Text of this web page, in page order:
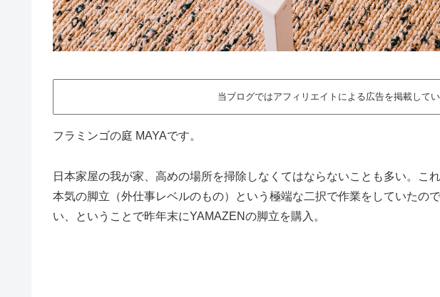
当ブログではアフィリエイトによる広告を掲載して
フラミンゴの庭 MAYAです。
日本家屋の我が家、高めの場所を掃除しなくてはならないことも多い。こ
本気の脚立（外仕事レベルのもの）という極端な二択で作業をしていたの
い、ということで昨年末にYAMAZENの脚立を購入。